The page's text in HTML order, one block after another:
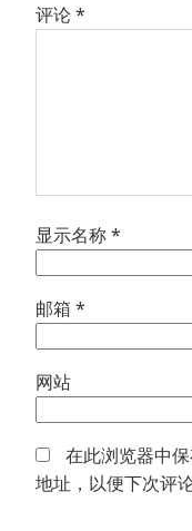
评论*
显示名称*
邮箱 *
网站
在此浏览器中
地址，以便下次评